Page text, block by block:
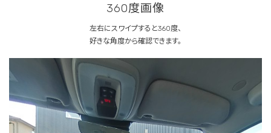
360度画像
左右にスワイプすると360度、
好きな角度から確認できます。